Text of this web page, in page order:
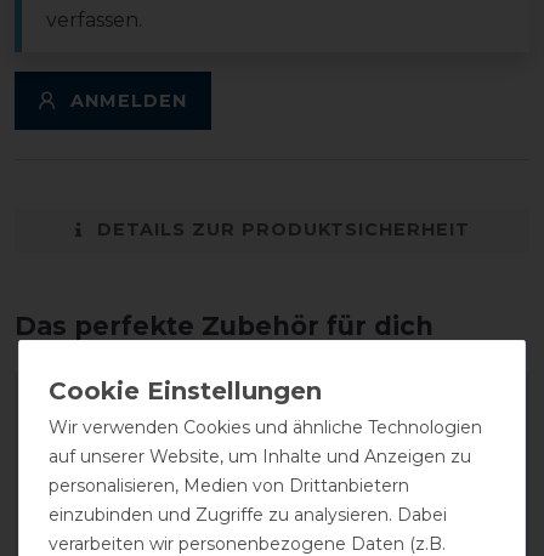
verfassen.
ANMELDEN
DETAILS ZUR PRODUKTSICHERHEIT
Das perfekte Zubehör für dich
Wir verwenden Cookies und ähnliche Technologien
auf unserer Website, um Inhalte und Anzeigen zu
personalisieren, Medien von Drittanbietern
einzubinden und Zugriffe zu analysieren. Dabei
verarbeiten wir personenbezogene Daten (z.B.